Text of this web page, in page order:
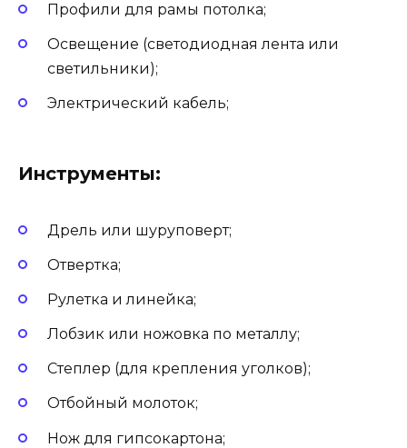
Профили для рамы потолка;
Освещение (светодиодная лента или
светильники);
Электрический кабель;
Инструменты:
Дрель или шуруповерт;
Отвертка;
Рулетка и линейка;
Лобзик или ножовка по металлу;
Степлер (для крепления уголков);
Отбойный молоток;
Нож для гипсокартона;